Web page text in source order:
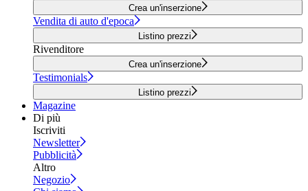
Crea un'inserzione
Vendita di auto d'epoca
Listino prezzi
Rivenditore
Crea un'inserzione
Testimonials
Listino prezzi
Magazine
Di più
Iscriviti
Newsletter
Pubblicità
Altro
Negozio